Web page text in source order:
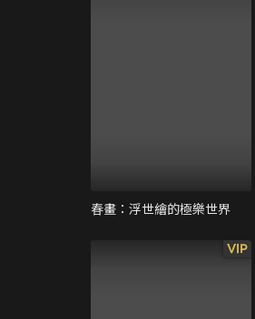
春畫：浮世繪的極樂世界
VIP